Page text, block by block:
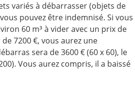
variés à débarrasser (objets de
pouvez être indemnisé. Si vous
60 m³ à vider avec un prix de
7200 €, vous aurez une
sera de 3600 € (60 x 60), le
Vous aurez compris, il a baissé